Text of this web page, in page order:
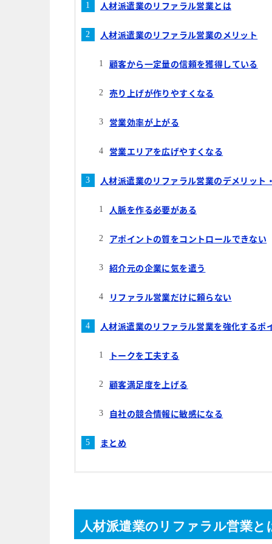
人材派遣業のリファラル営業とは
人材派遣業のリファラル営業のメリット
顧客から一定量の信頼を獲得している
売り上げが作りやすくなる
営業効率が上がる
営業エリアを広げやすくなる
人材派遣業のリファラル営業のデメリット
人脈を作る必要がある
アポイントの質をコントロールできない
紹介元の企業に気を遣う
リファラル営業だけに頼らない
人材派遣業のリファラル営業を強化するポ
トークを工夫する
顧客満足度を上げる
自社の競合情報に敏感になる
まとめ
人材派遣業のリファラル営業と